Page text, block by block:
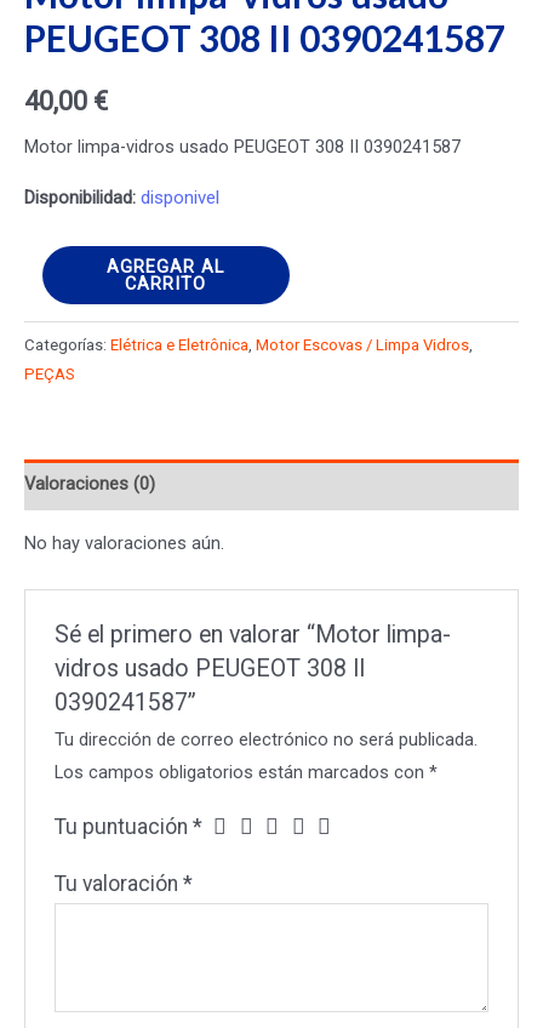
PEUGEOT 308 II 0390241587
40,00 €
Motor limpa-vidros usado PEUGEOT 308 II 0390241587
Disponibilidad: disponivel
Motor
limpa-
vidros
usado
II
0390241587
AGREGAR AL
CARRITO
Categorías: Elétrica e Eletrônica Motor Escovas / Limpa Vidros
PEÇAS
Valoraciones (0)
No hay valoraciones aún.
Sé el primero en valorar “Motor limpa-
vidros usado PEUGEOT 308 II
0390241587”
Tu dirección de correo electrónico no será publicada.
Los campos obligatorios están marcados con*
Tu puntuación*
Tu valoración*